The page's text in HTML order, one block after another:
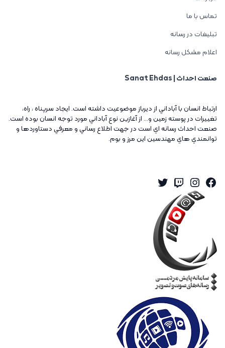
تماس با ما
تبلیغات در رسانه
اعلام مشکل رسانه
صنعت احداث | Sanat Ehdas
ارتباط انسان با آباداني از ديرباز موضوعيت داشته است. ايجاد سرپناه ، راه،
تغييرات در پوسته زمين و... از آغازين نوع آباداني مورد توجه انسان بوده است.
صنعت احداث رسانه اي است در جهت اطلاع رساني و معرفي دستاوردها و
توانمندي هاي مهندسين اين مرز و بوم.
Facebook
Instagram
Twitch
Twitter